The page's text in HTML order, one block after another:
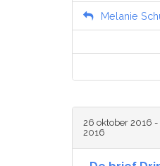
Melanie
26 oktober 2016
2016